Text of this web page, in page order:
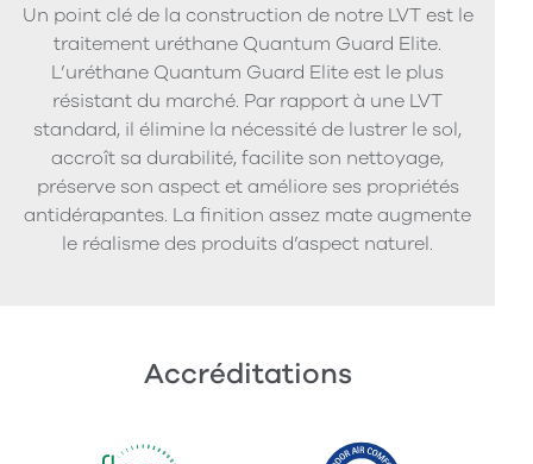
Un point clé de la construction de notre LVT est le
traitement uréthane Quantum Guard Elite.
L’uréthane Quantum Guard Elite est le plus
résistant du marché. Par rapport à une LVT
standard, il élimine la nécessité de lustrer le sol,
accroît sa durabilité, facilite son nettoyage,
préserve son aspect et améliore ses propriétés
antidérapantes. La finition assez mate augmente
le réalisme des produits d’aspect naturel.
Accréditations